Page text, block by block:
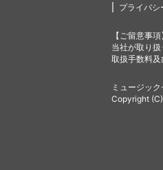
プライバシ
【ご留意事項
当社が取り
取扱手数料及
ミュージッ
Copyright